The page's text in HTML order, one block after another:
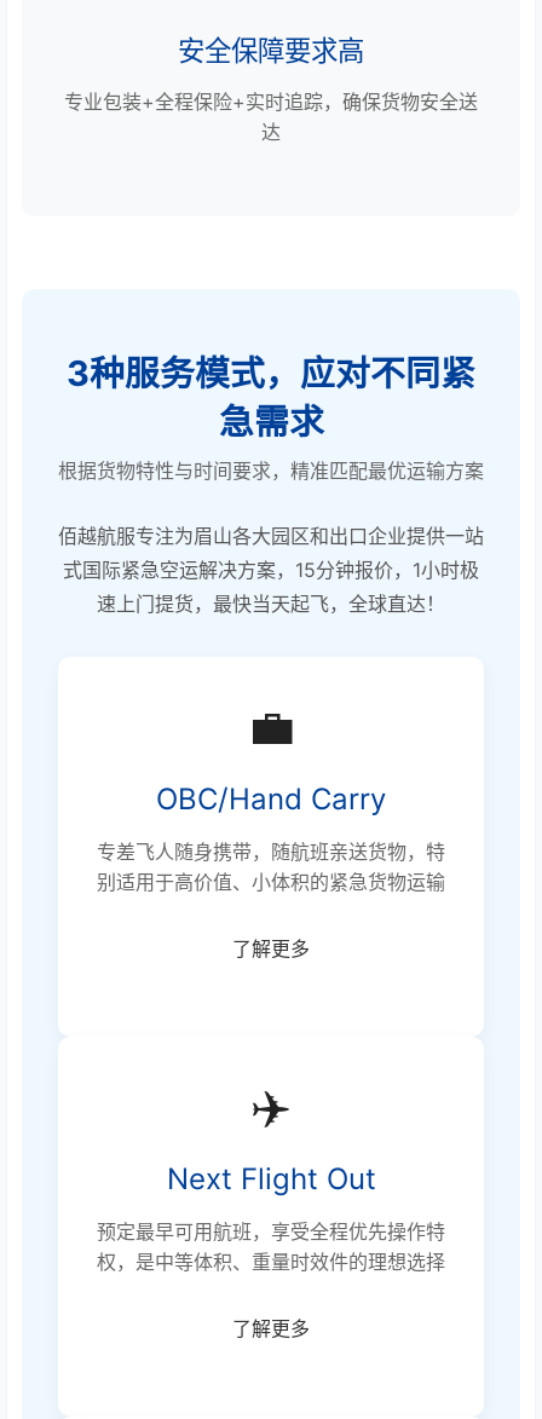
安全保障要求高
专业包装+全程保险+实时追踪，确保货物安全送
达
3种服务模式，应对不同紧
急需求
根据货物特性与时间要求，精准匹配最优运输方案
佰越航服专注为眉山各大园区和出口企业提供一站
式国际紧急空运解决方案，15分钟报价，1小时极
速上门提货，最快当天起飞，全球直达！
💼
OBC/Hand Carry
专差飞人随身携带，随航班亲送货物，特
别适用于高价值、小体积的紧急货物运输
了解更多
✈️
Next Flight Out
预定最早可用航班，享受全程优先操作特
权，是中等体积、重量时效件的理想选择
了解更多